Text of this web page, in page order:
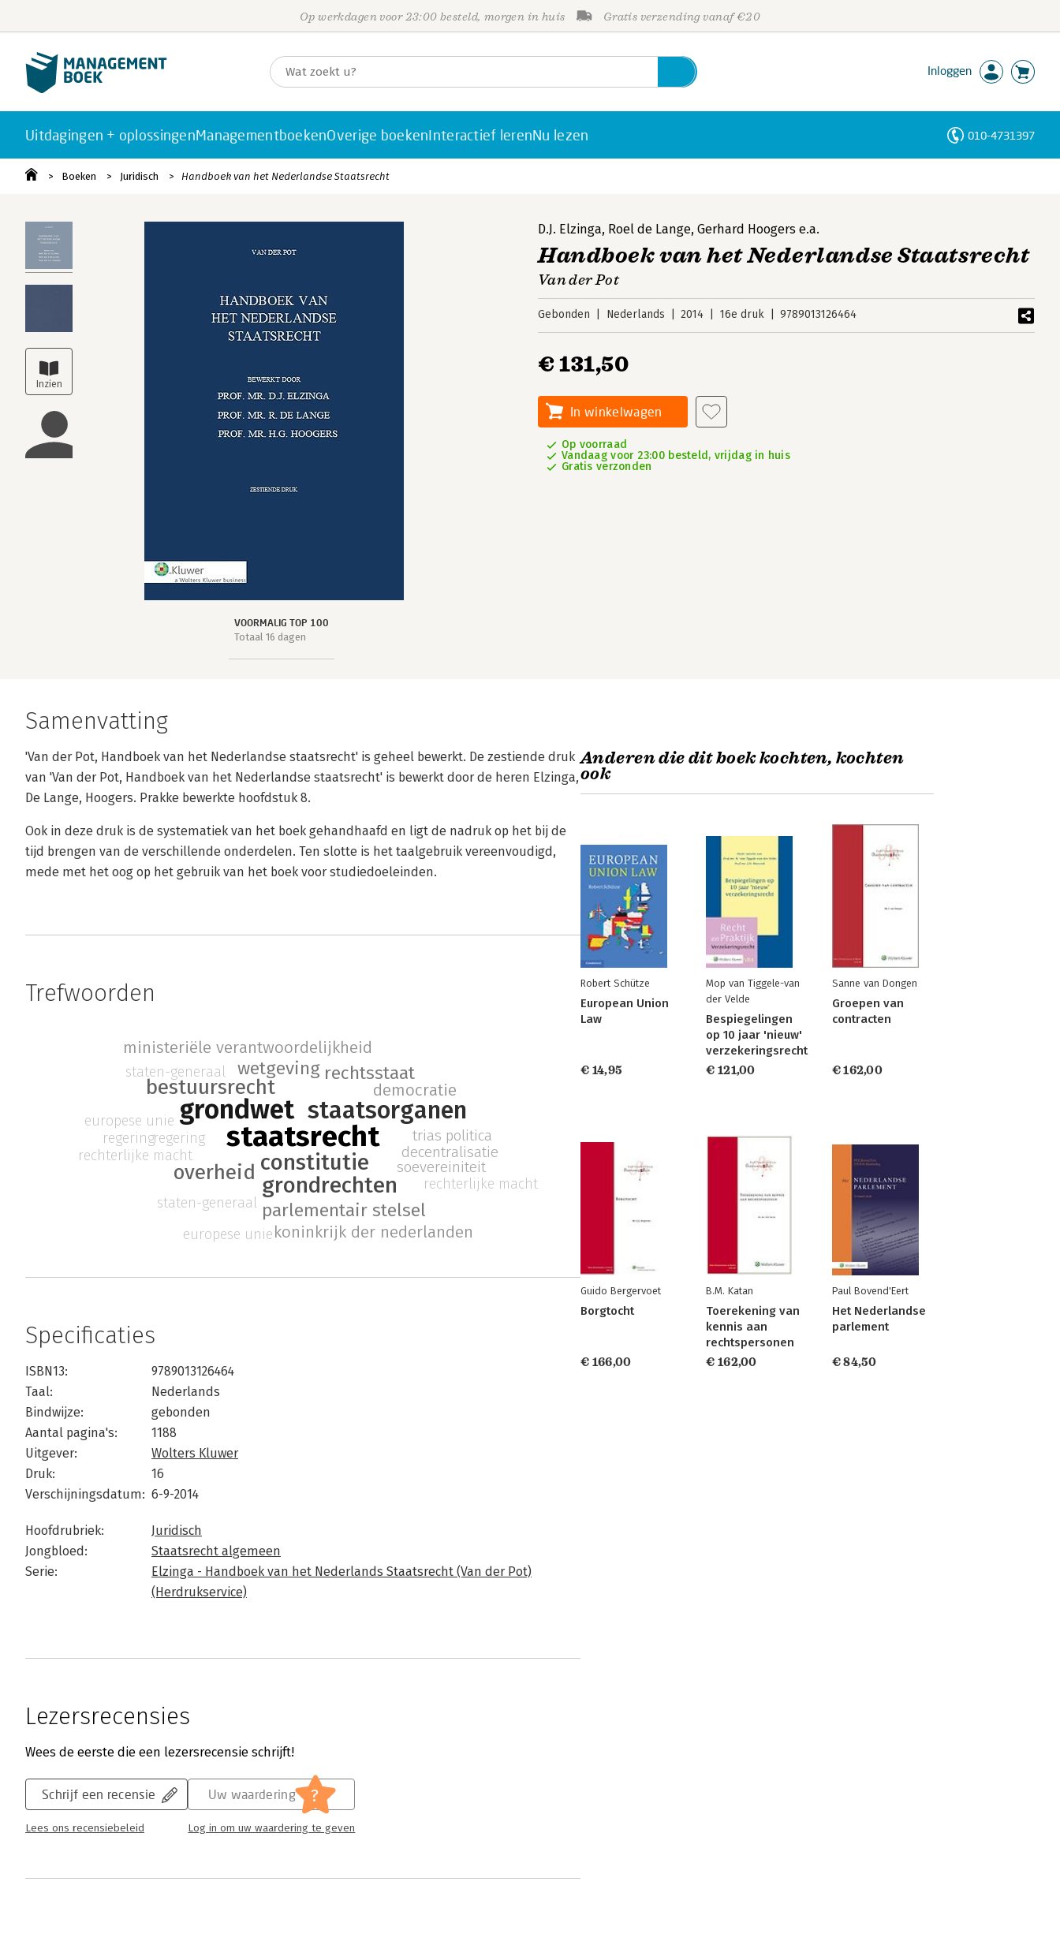
Op werkdagen voor 23:00 besteld, morgen in huis Gratis verzending vanaf €20
Inloggen
Uitdagingen + oplossingenManagementboekenOverige boekenInteractief lerenNu lezen 010-4731397
Boeken Juridisch Handboek van het Nederlandse Staatsrecht
VOORMALIG TOP 100
Totaal 16 dagen
D.J. Elzinga, Roel de Lange, Gerhard Hoogers e.a.
Handboek van het Nederlandse Staatsrecht
Van der Pot
Gebonden Nederlands 2014 16e druk 9789013126464
€ 131,50
In winkelwagen
Op voorraad
Vandaag voor 23:00 besteld, vrijdag in huis
Gratis verzonden
Samenvatting
'Van der Pot, Handboek van het Nederlandse staatsrecht' is geheel bewerkt. De zestiende druk
van 'Van der Pot, Handboek van het Nederlandse staatsrecht' is bewerkt door de heren Elzinga,
De Lange, Hoogers. Prakke bewerkte hoofdstuk 8.
Ook in deze druk is de systematiek van het boek gehandhaafd en ligt de nadruk op het bij de
tijd brengen van de verschillende onderdelen. Ten slotte is het taalgebruik vereenvoudigd,
mede met het oog op het gebruik van het boek voor studiedoeleinden.
Trefwoorden
staatsrecht
grondwet staatsorganen
constitutie
grondrechten
overheid
bestuursrecht
wetgeving rechtsstaat
parlementair stelsel
democratie
ministeriële verantwoordelijkheid
koninkrijk der nederlanden
trias politica
decentralisatie
soevereiniteit
staten-generaal
rechterlijke macht
regering
europese unie
staten-generaal
rechterlijke macht
regering
europese unie
Specificaties
ISBN13:
9789013126464
Taal:
Nederlands
Bindwijze:
gebonden
Aantal pagina's:
1188
Uitgever:
Wolters Kluwer
Druk:
16
Verschijningsdatum: 6-9-2014
Hoofdrubriek:
Juridisch
Jongbloed:
Staatsrecht algemeen
Serie:
Elzinga - Handboek van het Nederlands Staatsrecht (Van der Pot)
(Herdrukservice)
Lezersrecensies
Wees de eerste die een lezersrecensie schrijft!
Schrijf een recensie
Lees ons recensiebeleid
Uw waardering ?
Log in om uw waardering te geven
Anderen die dit boek kochten, kochten
ook
Robert Schütze
European Union
Law
€ 14,95
Mop van Tiggele-van
der Velde
Bespiegelingen
op 10 jaar 'nieuw'
verzekeringsrecht
€ 121,00
Sanne van Dongen
Groepen van
contracten
€ 162,00
Guido Bergervoet
Borgtocht
€ 166,00
B.M. Katan
Toerekening van
kennis aan
rechtspersonen
€ 162,00
Paul Bovend'Eert
Het Nederlandse
parlement
€ 84,50
Personen